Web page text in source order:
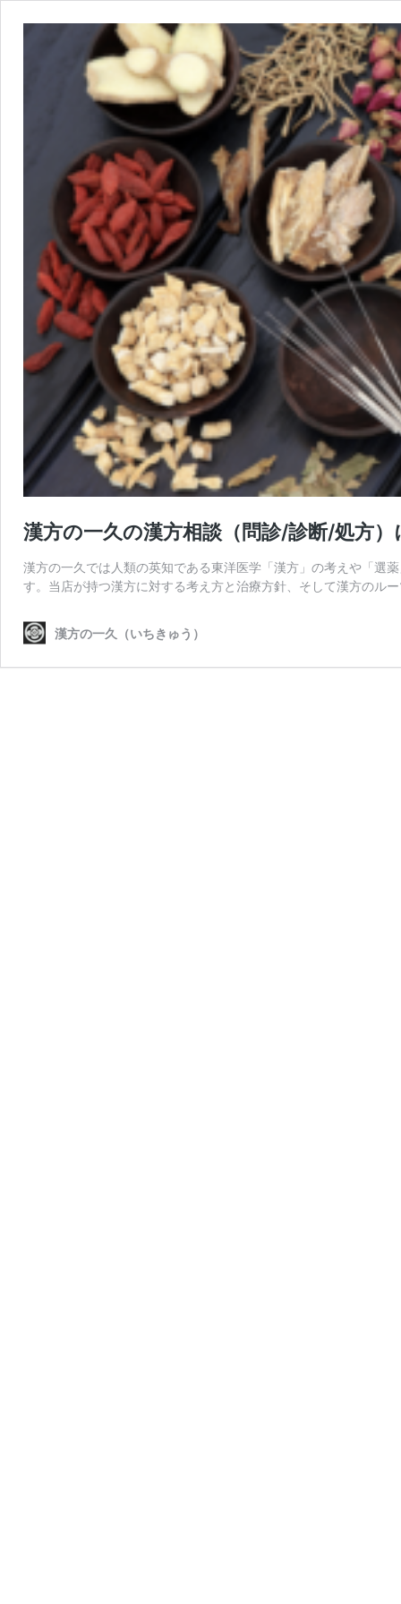
漢方の一久の漢方相談（問診/診断/処方
漢方の一久では人類の英知である東洋医学「漢方」の考えや「選
す。当店が持つ漢方に対する考え方と治療方針、そして漢方のル
漢方の一久（いちきゅう）